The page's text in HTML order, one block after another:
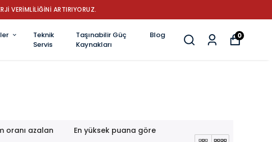
VERİMLİLİĞİNİ ARTIRIYORUZ.
Teknik
Servis
Taşınabilir Güç
Kaynakları
Blog 0
oranı azalan En yüksek puana göre